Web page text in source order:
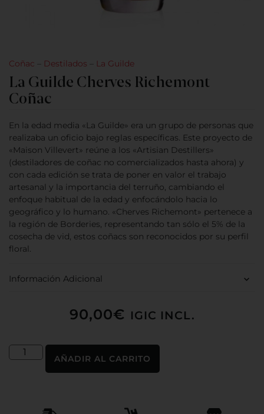
Coñac Destilados La Guilde
La Guilde Cherves Richemont
Coñac
En la edad media «La Guilde» era un grupo de personas que
realizaba un oficio bajo reglas específicas. Este proyecto de
«Maison Villevert» reúne a los «Artisian Destillers»
(destiladores de coñac no comercializados hasta ahora) y
con cada edición se trata de poner en valor el trabajo
artesanal y la importancia del terruño, cambiando el
enfoque habitual de la edad y enfocándolo hacia lo
geográfico y lo humano. «Cherves Richemont» pertenece a
la región de Borderies, representando tan sólo el 5% de la
cosecha de vid, estos coñacs son reconocidos por su perfil
floral.
Información Adicional
90,00€ IGIC INCL.
AÑADIR AL CARRITO